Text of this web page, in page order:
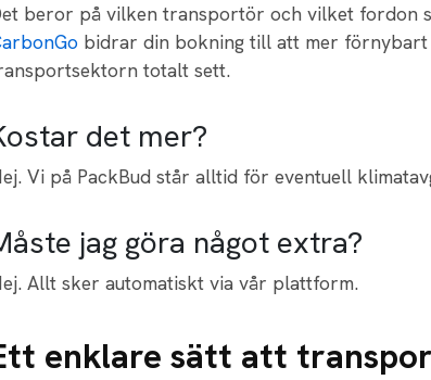
beror på vilken transportör och vilket fordon
bidrar din bokning till att mer förnybart
totalt sett.
det mer?
Vi på PackBud står alltid för eventuell
jag göra något extra?
Allt sker automatiskt via vår plattform.
enklare sätt att